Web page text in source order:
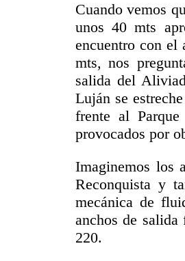
Cuando vemos
unos 40 mts
encuentro con el
mts, nos
salida del
Luján se
frente al
provocados por
Imaginemos los
Reconquista y
mecánica de
anchos de
220.